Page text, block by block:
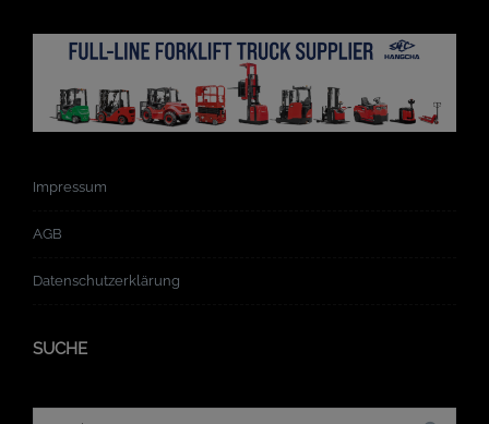
Impressum
AGB
Datenschutzerklärung
SUCHE